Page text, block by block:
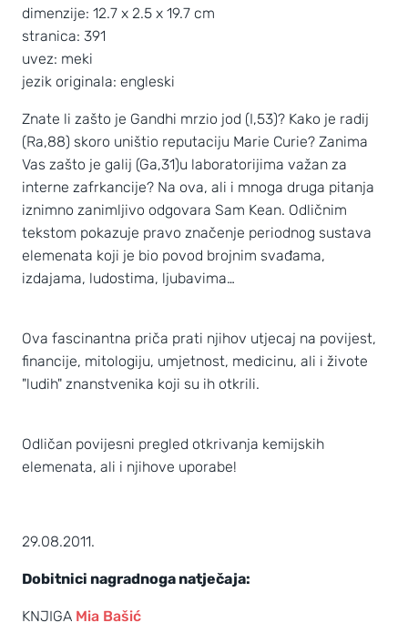
dimenzije: 12.7 x 2.5 x 19.7 cm
stranica: 391
uvez: meki
jezik originala: engleski
Znate li zašto je Gandhi mrzio jod (I,53)? Kako je radij
(Ra,88) skoro uništio reputaciju Marie Curie? Zanima
Vas zašto je galij (Ga,31)u laboratorijima važan za
interne zafrkancije? Na ova, ali i mnoga druga pitanja
iznimno zanimljivo odgovara Sam Kean. Odličnim
tekstom pokazuje pravo značenje periodnog sustava
elemenata koji je bio povod brojnim svađama,
izdajama, ludostima, ljubavima…
Ova fascinantna priča prati njihov utjecaj na povijest,
financije, mitologiju, umjetnost, medicinu, ali i živote
"ludih" znanstvenika koji su ih otkrili.
Odličan povijesni pregled otkrivanja kemijskih
elemenata, ali i njihove uporabe!
29.08.2011.
Dobitnici nagradnoga natječaja:
KNJIGA Mia Bašić